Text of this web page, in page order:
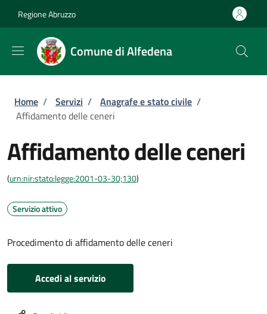
Regione Abruzzo
Comune di Alfedena
Briciole di pane
Home / Servizi / Anagrafe e stato civile /
Affidamento delle ceneri
Affidamento delle ceneri
(urn:nir:stato:legge:2001-03-30;130)
Servizio attivo
Procedimento di affidamento delle ceneri
Accedi al servizio